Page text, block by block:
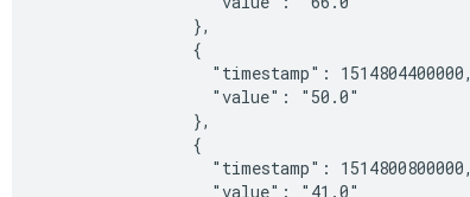
                },
                {
                  "timestamp": 1514804400000,
                  "value": "50.0"
                },
                {
                  "timestamp": 1514800800000,
                  "value": "41.0"